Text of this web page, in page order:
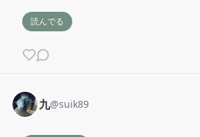
読んでる
九@suik89